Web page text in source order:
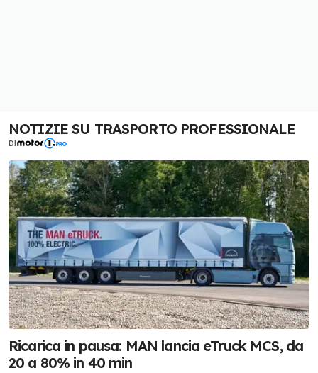
NOTIZIE SU TRASPORTO PROFESSIONALE
DI
Ricarica in pausa: MAN lancia eTruck MCS, da
20 a 80% in 40 min